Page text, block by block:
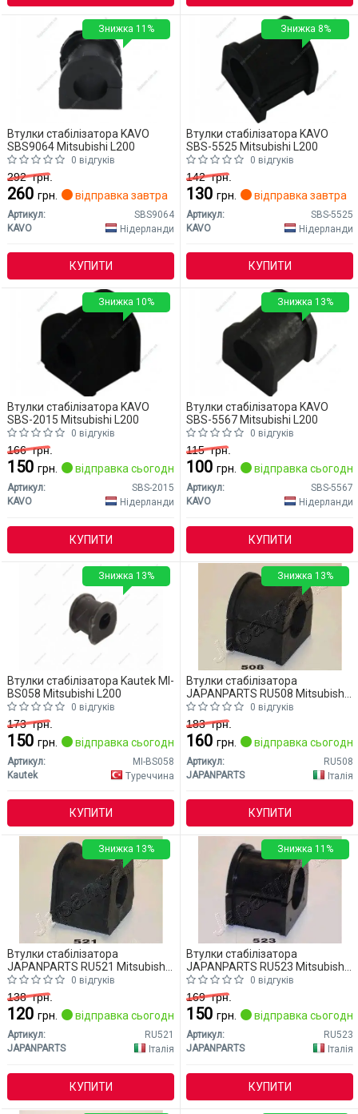
Втулки стабілізатора KAVO
SBS9064 Mitsubishi L200
0 відгуків
292грн.
260 грн. відправка завтра
Артикул:
SBS9064
KAVO
Нідерланди
КУПИТИ
Знижка 11%
Втулки стабілізатора KAVO
SBS-5525 Mitsubishi L200
0 відгуків
142грн.
130 грн. відправка завтра
Артикул:
SBS-5525
KAVO
Нідерланди
КУПИТИ
Знижка 8%
Втулки стабілізатора KAVO
SBS-2015 Mitsubishi L200
0 відгуків
166грн.
150 грн. відправка сьогодні
Артикул:
SBS-2015
KAVO
Нідерланди
КУПИТИ
Знижка 10%
Втулки стабілізатора KAVO
SBS-5567 Mitsubishi L200
0 відгуків
115грн.
100 грн. відправка сьогодні
Артикул:
SBS-5567
KAVO
Нідерланди
КУПИТИ
Знижка 13%
Втулки стабілізатора Kautek MI-
BS058 Mitsubishi L200
0 відгуків
173грн.
150 грн. відправка сьогодні
Артикул:
MI-BS058
Kautek
Туреччина
КУПИТИ
Знижка 13%
Втулки стабілізатора
JAPANPARTS RU508 Mitsubishi
L200
0 відгуків
183грн.
160 грн. відправка сьогодні
Артикул:
RU508
JAPANPARTS
Італія
КУПИТИ
Знижка 13%
Втулки стабілізатора
JAPANPARTS RU521 Mitsubishi
L200
0 відгуків
138грн.
120 грн. відправка сьогодні
Артикул:
RU521
JAPANPARTS
Італія
КУПИТИ
Знижка 13%
Втулки стабілізатора
JAPANPARTS RU523 Mitsubishi
L200
0 відгуків
169грн.
150 грн. відправка сьогодні
Артикул:
RU523
JAPANPARTS
Італія
КУПИТИ
Знижка 11%